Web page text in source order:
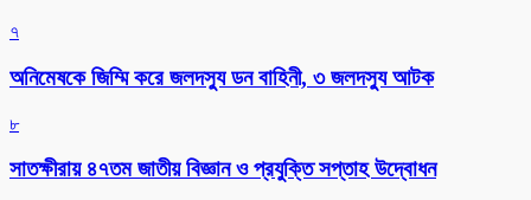
৭
অনিমেষকে জিম্মি করে জলদস্যু ডন বাহিনী, ৩ জলদস্যু আটক
৮
সাতক্ষীরায় ৪৭তম জাতীয় বিজ্ঞান ও প্রযুক্তি সপ্তাহ উদ্বোধন